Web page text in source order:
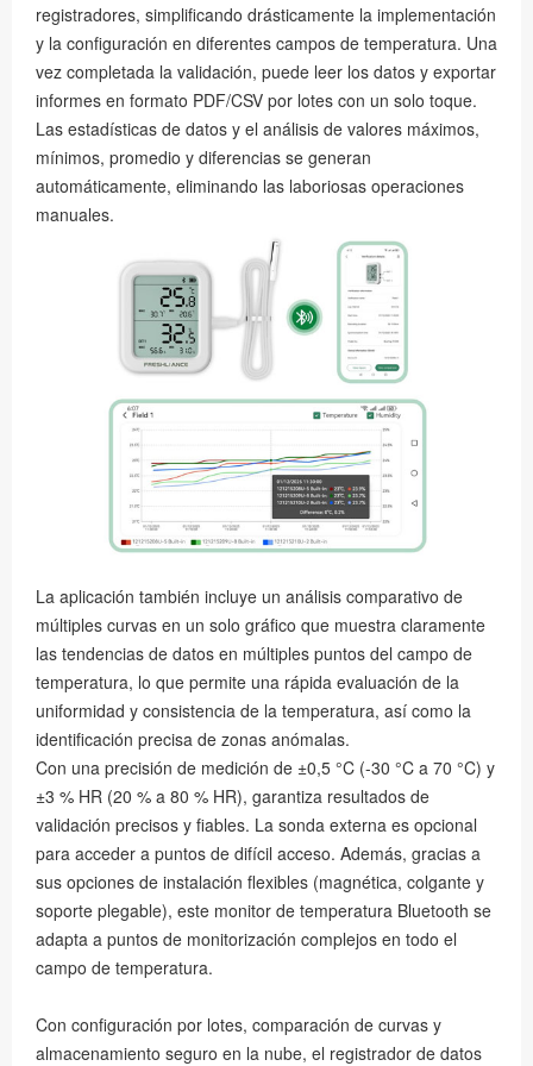
registradores, simplificando drásticamente la implementación
y la configuración en diferentes campos de temperatura. Una
vez completada la validación, puede leer los datos y exportar
informes en formato PDF/CSV por lotes con un solo toque.
Las estadísticas de datos y el análisis de valores máximos,
mínimos, promedio y diferencias se generan
automáticamente, eliminando las laboriosas operaciones
manuales.
La aplicación también incluye un análisis comparativo de
múltiples curvas en un solo gráfico que muestra claramente
las tendencias de datos en múltiples puntos del campo de
temperatura, lo que permite una rápida evaluación de la
uniformidad y consistencia de la temperatura, así como la
identificación precisa de zonas anómalas.
Con una precisión de medición de ±0,5 °C (-30 °C a 70 °C) y
±3 % HR (20 % a 80 % HR), garantiza resultados de
validación precisos y fiables. La sonda externa es opcional
para acceder a puntos de difícil acceso. Además, gracias a
sus opciones de instalación flexibles (magnética, colgante y
soporte plegable), este monitor de temperatura Bluetooth se
adapta a puntos de monitorización complejos en todo el
campo de temperatura.
Con configuración por lotes, comparación de curvas y
almacenamiento seguro en la nube, el registrador de datos